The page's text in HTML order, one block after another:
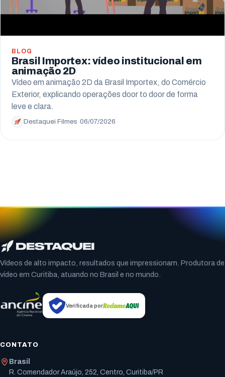
BLOG
Brasil Importex: vídeo institucional em
animação 2D
Vídeo em animação 2D da Brasil Importex, do Comércio
Exterior, explicando operações door to door de forma
leve e clara.
Destaquei Filmes ·06/07/2026
Vídeos de alto impacto, resultados que impressionam. Produtora de
vídeo em Curitiba, atuando no Brasil e no mundo.
Verificada por
CONTATO
Brasil
R. Comendador Araújo, 252, Centro, Curitiba/PR